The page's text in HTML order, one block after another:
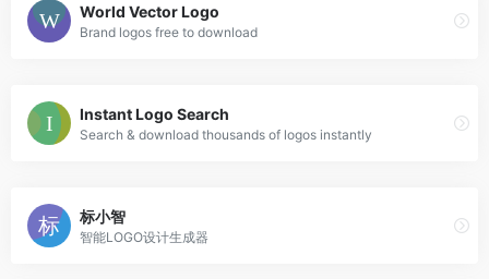
World Vector Logo
Brand logos free to download
Instant Logo Search
Search & download thousands of logos instantly
标小智
智能LOGO设计生成器